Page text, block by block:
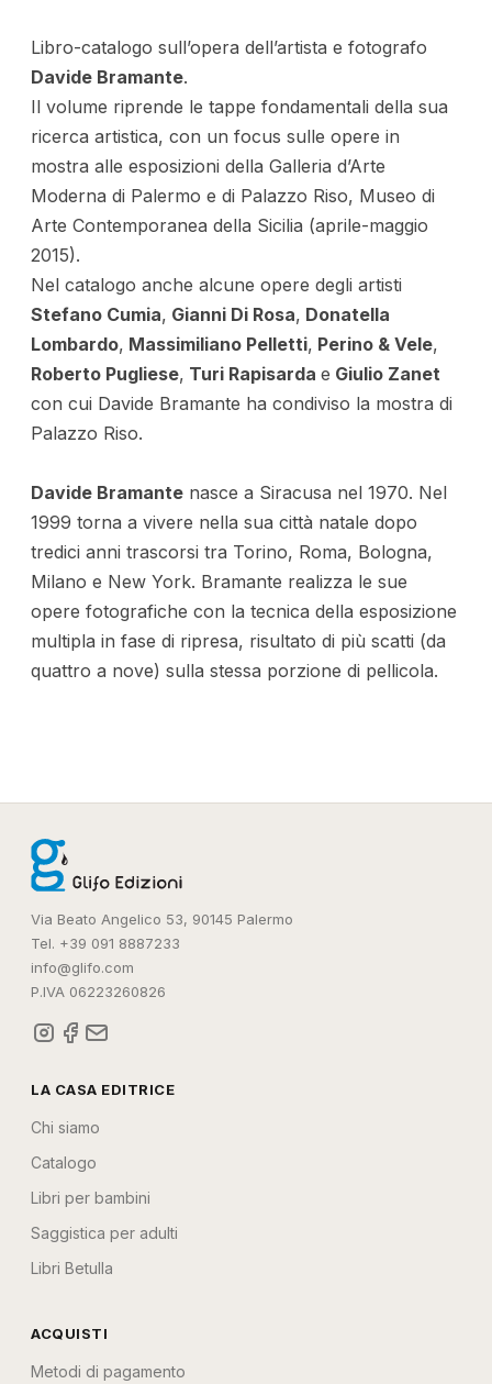
Libro-catalogo sull’opera dell’artista e fotografo
Davide Bramante.
Il volume riprende le tappe fondamentali della sua
ricerca artistica, con un focus sulle opere in
mostra alle esposizioni della Galleria d’Arte
Moderna di Palermo e di Palazzo Riso, Museo di
Arte Contemporanea della Sicilia (aprile-maggio
2015).
Nel catalogo anche alcune opere degli artisti
Stefano Cumia, Gianni Di Rosa, Donatella
Lombardo, Massimiliano Pelletti, Perino & Vele,
Roberto Pugliese, Turi Rapisarda e Giulio Zanet
con cui Davide Bramante ha condiviso la mostra di
Palazzo Riso.
Davide Bramante nasce a Siracusa nel 1970. Nel
1999 torna a vivere nella sua città natale dopo
tredici anni trascorsi tra Torino, Roma, Bologna,
Milano e New York. Bramante realizza le sue
opere fotografiche con la tecnica della esposizione
multipla in fase di ripresa, risultato di più scatti (da
quattro a nove) sulla stessa porzione di pellicola.
Via Beato Angelico 53, 90145 Palermo
Tel. +39 091 8887233
info@glifo.com
P.IVA 06223260826
LA CASA EDITRICE
Chi siamo
Catalogo
Libri per bambini
Saggistica per adulti
Libri Betulla
ACQUISTI
Metodi di pagamento